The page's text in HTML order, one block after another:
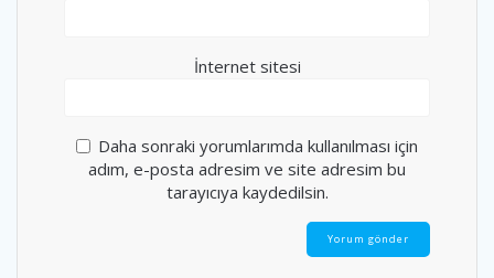
İnternet sitesi
Daha sonraki yorumlarımda kullanılması için
adım, e-posta adresim ve site adresim bu
tarayıcıya kaydedilsin.